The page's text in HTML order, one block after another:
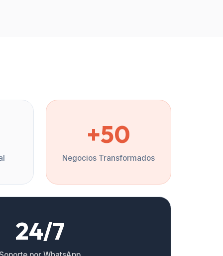
+50
Negocios Transformados
24/7